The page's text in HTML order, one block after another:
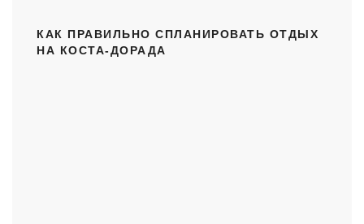
КАК ПРАВИЛЬНО СПЛАНИРОВАТЬ ОТДЫХ
НА КОСТА-ДОРАДА